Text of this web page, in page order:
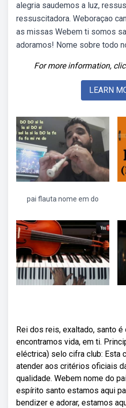
alegria saudemos a luz,
ressuscitadora. Weboraçao
as missas Webem ti somos
adoramos! Nome sobre todo
For more information,
LEARN
pai flauta nome em do
Rei dos reis, exaltado, santo é
encontramos vida, em ti.
eléctrica) selo cifra club: Esta
atender aos critérios oficiais
qualidade. Webem nome do
espírito santo estamos aqui
bendizer e adorar, estamos